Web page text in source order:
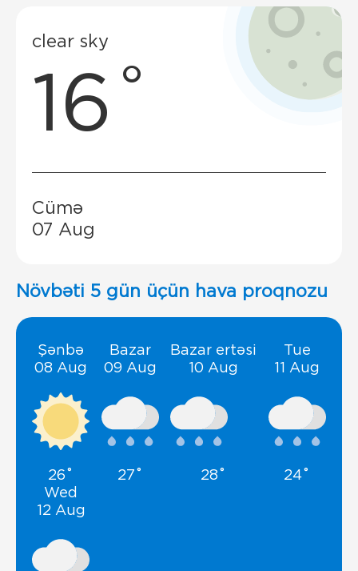
clear sky
16˚
Cümə
07 Aug
Növbəti 5 gün üçün hava proqnozu
Şənbə
08 Aug
26˚
Bazar
09 Aug
27˚
Bazar ertəsi
10 Aug
28˚
Tue
11 Aug
24˚
Wed
12 Aug